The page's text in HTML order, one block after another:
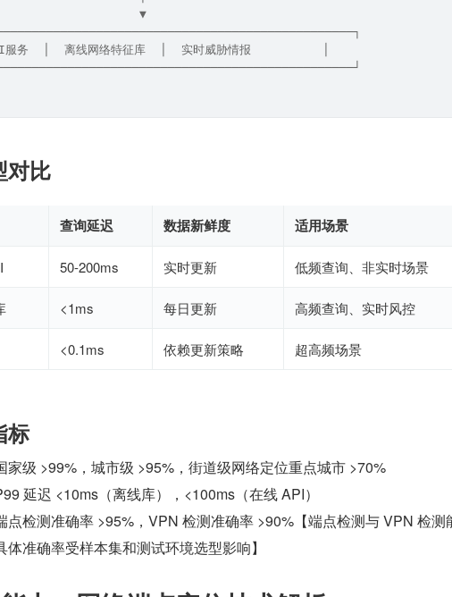
▼
服务  │  离线网络特征库  │  实时威胁情报          │
对比
查询延迟 数据新鲜度 适用场景
50-200ms 实时更新 低频查询、非实时场景
<1ms 每日更新 高频查询、实时风控
<0.1ms 依赖更新策略 超高频场景
标
家级 >99%，城市级 >95%，街道级网络定位重点城市 >70%
延迟 <10ms（离线库），<100ms（在线 API）
点检测准确率 >95%，VPN 检测准确率 >90%【端点检测与 VPN 检测
体准确率受样本集和测试环境选型影响】